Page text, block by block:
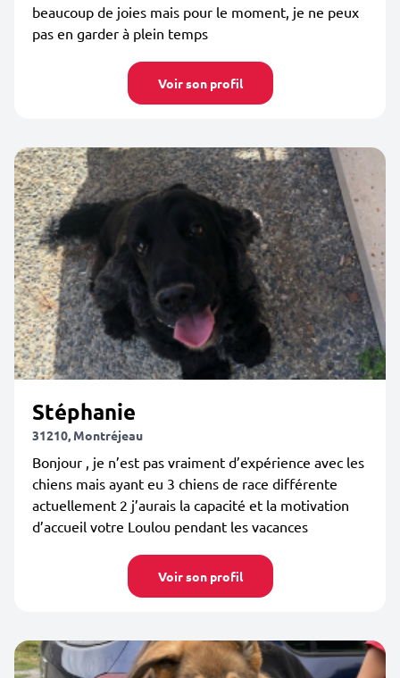
beaucoup de joies mais pour le moment, je ne peux
pas en garder à plein temps
Voir son profil
Stéphanie
31210, Montréjeau
Bonjour , je n’est pas vraiment d’expérience avec les
chiens mais ayant eu 3 chiens de race différente
actuellement 2 j’aurais la capacité et la motivation
d’accueil votre Loulou pendant les vacances
Voir son profil